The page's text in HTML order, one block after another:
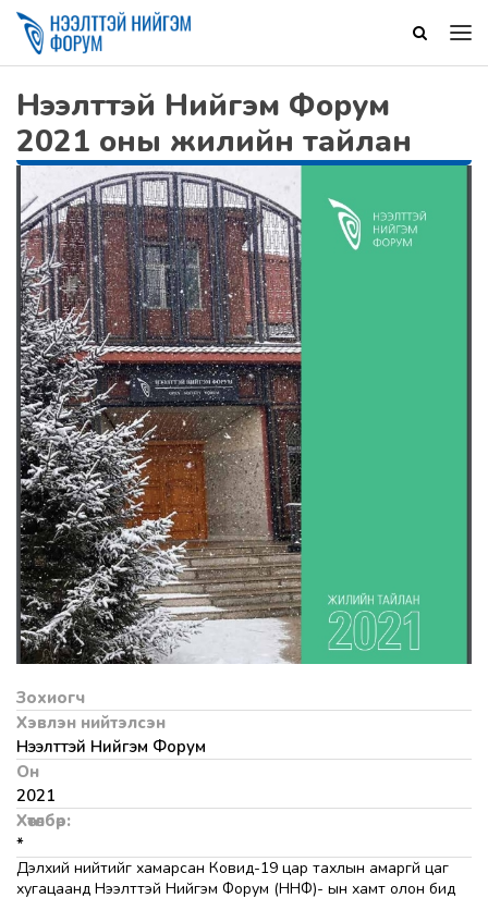
Нээлттэй Нийгэм Форум
2021 оны жилийн тайлан
Зохиогч
Хэвлэн нийтэлсэн
Нээлттэй Нийгэм Форум
Он
2021
Хөтөлбөр:
*
Дэлхий нийтийг хамарсан Ковид-19 цар тахлын амаргүй цаг
хугацаанд Нээлттэй Нийгэм Форум (ННФ)- ын хамт олон бид